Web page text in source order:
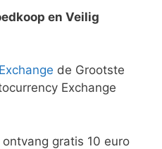
en Veilig
de Grootste
Exchange
gratis 10 euro